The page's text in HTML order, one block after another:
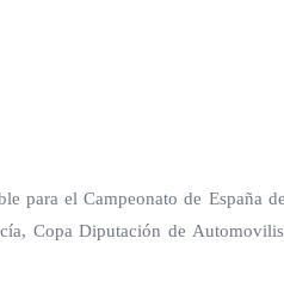
para el Campeonato de España
Copa Diputación de